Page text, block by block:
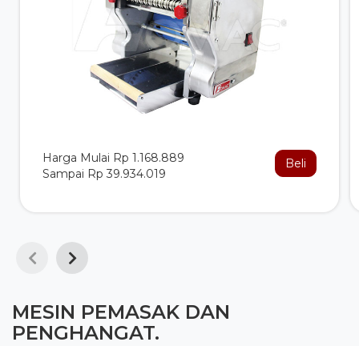
Harga Mulai Rp 1.168.889
Sampai Rp 39.934.019
Beli
MESIN PEMASAK DAN
PENGHANGAT.